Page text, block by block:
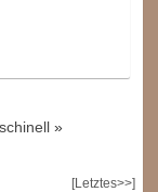
»
[Letztes>>]